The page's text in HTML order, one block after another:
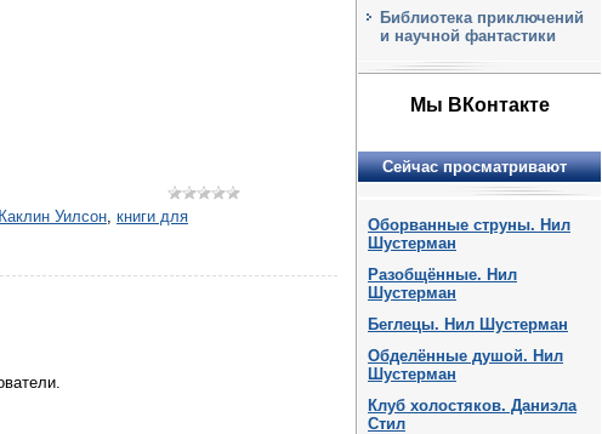
Уилсон, книги для
Библиотека приключений
и научной фантастики
Мы ВКонтакте
Сейчас просматривают
Оборванные струны. Нил
Шустерман
Разобщённые. Нил
Шустерман
Беглецы. Нил Шустерман
Обделённые душой. Нил
Шустерман
Клуб холостяков. Даниэла
Стил